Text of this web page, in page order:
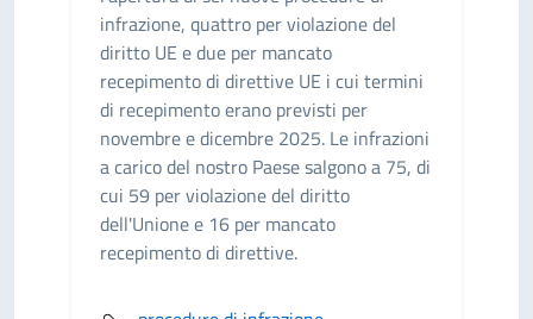
infrazione, quattro per violazione del
diritto UE e due per mancato
recepimento di direttive UE i cui termini
di recepimento erano previsti per
novembre e dicembre 2025. Le infrazioni
a carico del nostro Paese salgono a 75, di
cui 59 per violazione del diritto
dell'Unione e 16 per mancato
recepimento di direttive.